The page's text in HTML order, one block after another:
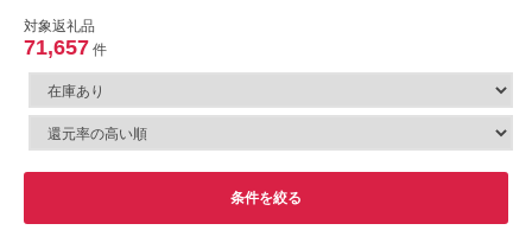
対象返礼品
71,657 件
条件を絞る